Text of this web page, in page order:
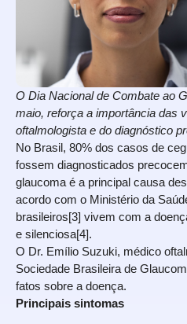
O Dia Nacional de Combate ao
maio, reforça a importância das
oftalmologista e do diagnóstico
No Brasil, 80% dos casos de
fossem diagnosticados
glaucoma é a principal causa
acordo com o Ministério da
brasileiros[3] vivem com a
e silenciosa[4].
O Dr. Emílio Suzuki, médico
Sociedade Brasileira de
fatos sobre a doença.
Principais sintomas